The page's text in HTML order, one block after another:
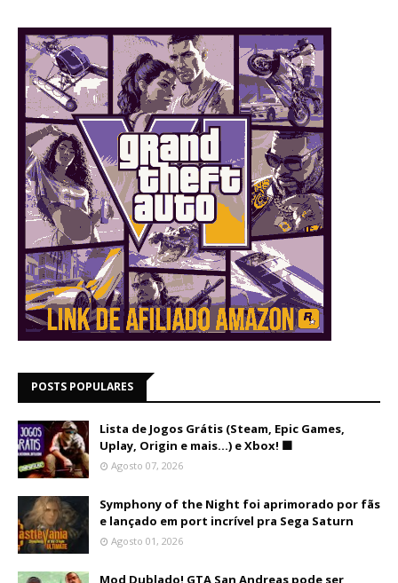
POSTS POPULARES
Lista de Jogos Grátis (Steam, Epic Games,
Uplay, Origin e mais...) e Xbox! 🟩
Agosto 07, 2026
Symphony of the Night foi aprimorado por fãs
e lançado em port incrível pra Sega Saturn
Agosto 01, 2026
Mod Dublado! GTA San Andreas pode ser